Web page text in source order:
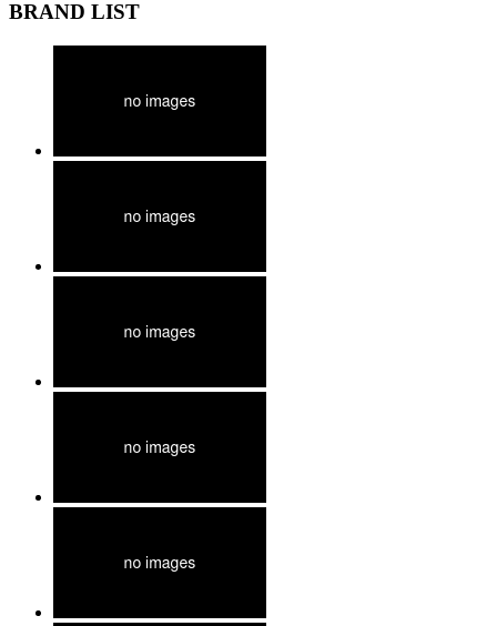
BRAND LIST